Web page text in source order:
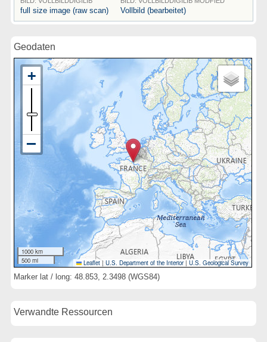
full size image (raw scan) Vollbild (bearbeitet)
Geodaten
1000 km
500 mi
Leaflet | U.S. Department of the Interior|U.S. Geological Survey
Marker lat / long: 48.853, 2.3498 (WGS84)
Verwandte Ressourcen